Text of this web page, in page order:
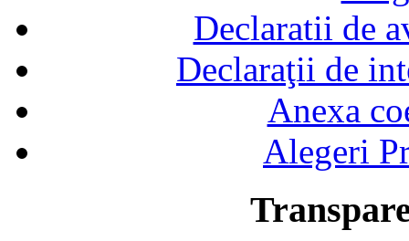
Declaratii de
Declaraţii de
Anexa
Alegeri